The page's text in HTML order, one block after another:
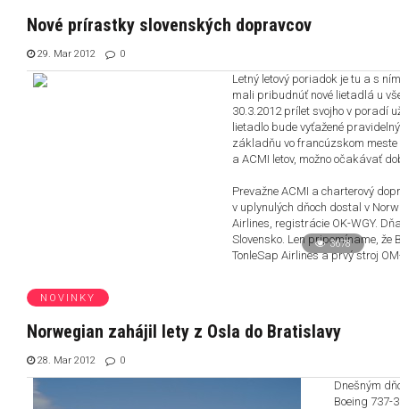
Nové prírastky slovenských dopravcov
29. Mar 2012 0
Letný letový poriadok je tu a s
mali pribudnúť nové lietadlá u
30.3.2012 prílet svojho v poradí
lietadlo bude vyťažené
základňu vo francúzskom
a ACMI letov, možno očakávať
Prevažne ACMI a charterový
v uplynulých dňoch dostal v
Airlines, registrácie OK-WGY.
Slovensko. Len pripomíname,
TonleSap Airlines a prvý stroj
3678
NOVINKY
Norwegian zahájil lety z Osla do Bratislavy
28. Mar 2012 0
Dnešným
Boeing 737-